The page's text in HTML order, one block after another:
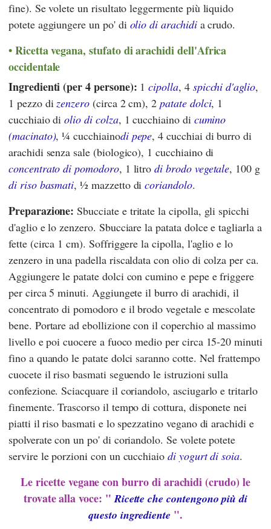
fine). Se volete un risultato leggermente più liquido
potete aggiungere un po' di olio di arachidia crudo.
Ricetta vegana, stufato di arachidi dell'Africa
occidentale
Ingredienti (per 4 persone): 1cipolla, 4 spicchi d'aglio,
1 pezzo dizenzero (circa 2 cm), 2patate dolci, 1
cucchiaio diolio di colza, 1 cucchiaino di cumino
(macinato), ¼ cucchiainodi pepe, 4 cucchiai di burro di
arachidi senza sale (biologico), 1 cucchiaino di
concentrato di pomodoro, 1 litrodi brodo vegetale, 100 g
di riso basmati, ½ mazzetto dicoriandolo.
Preparazione: Sbucciate e tritate la cipolla, gli spicchi
d'aglio e lo zenzero. Sbucciare la patata dolce e tagliarla a
fette (circa 1 cm). Soffriggere la cipolla, l'aglio e lo
zenzero in una padella riscaldata con olio di colza per ca.
Aggiungere le patate dolci con cumino e pepe e friggere
per circa 5 minuti. Aggiungete il burro di arachidi, il
concentrato di pomodoro e il brodo vegetale e mescolate
bene. Portare ad ebollizione con il coperchio al massimo
livello e poi cuocere a fuoco medio per circa 15-20 minuti
fino a quando le patate dolci saranno cotte. Nel frattempo
cuocete il riso basmati seguendo le istruzioni sulla
confezione. Sciacquare il coriandolo, asciugarlo e tritarlo
finemente. Trascorso il tempo di cottura, disponete nei
piatti il riso basmati e lo spezzatino vegano di arachidi e
spolverate con un po' di coriandolo. Se volete potete
servire le porzioni con un cucchiaiodi yogurt di soia.
Le ricette vegane con burro di arachidi (crudo) le
trovate alla voce: "Ricette che contengono più di
questo ingrediente ".